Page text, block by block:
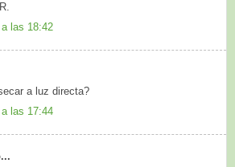
las 18:42
a luz directa?
las 17:44